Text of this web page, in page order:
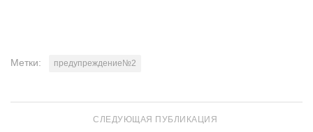
Метки: предупреждение№2
СЛЕДУЮЩАЯ ПУБЛИКАЦИЯ